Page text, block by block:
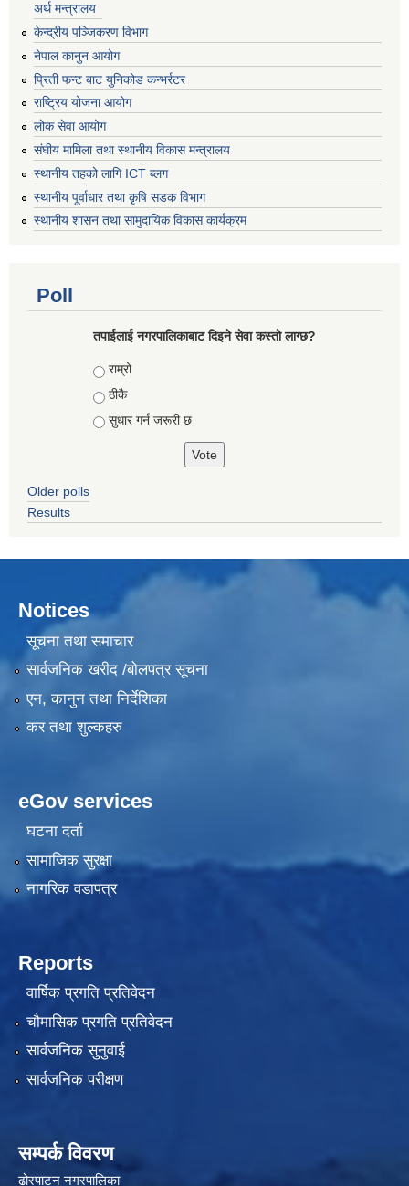
अर्थ मन्त्रालय
केन्द्रीय पञ्जिकरण विभाग
नेपाल कानुन आयोग
प्रिती फन्ट बाट युनिकोड कन्भर्रटर
राष्ट्रिय योजना आयोग
लोक सेवा आयोग
संघीय मामिला तथा स्थानीय विकास मन्त्रालय
स्थानीय तहको लागि ICT ब्लग
स्थानीय पूर्वाधार तथा कृषि सडक विभाग
स्थानीय शासन तथा सामुदायिक विकास कार्यक्रम
Poll
तपाईलाई नगरपालिकाबाट दिइने सेवा कस्तो लाग्छ?
Choices
राम्रो
ठीकै
सुधार गर्न जरूरी छ
Older polls
Results
Notices
सूचना तथा समाचार
सार्वजनिक खरीद /बोलपत्र सूचना
एन, कानुन तथा निर्देशिका
कर तथा शुल्कहरु
eGov services
घटना दर्ता
सामाजिक सुरक्षा
नागरिक वडापत्र
Reports
वार्षिक प्रगति प्रतिवेदन
चौमासिक प्रगति प्रतिवेदन
सार्वजनिक सुनुवाई
सार्वजनिक परीक्षण
सम्पर्क विवरण
ढोरपाटन नगरपालिका